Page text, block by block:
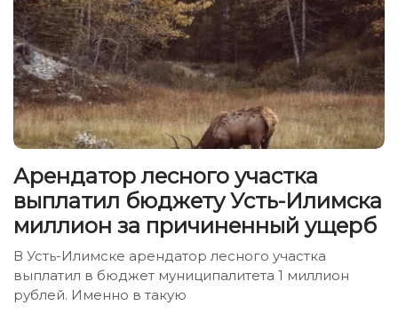
Арендатор лесного участка
выплатил бюджету Усть-Илимска
миллион за причиненный ущерб
В Усть-Илимске арендатор лесного участка
выплатил в бюджет муниципалитета 1 миллион
рублей. Именно в такую